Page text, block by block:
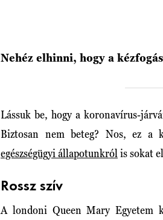
Nehéz elhinni, hogy a
Lássuk be, hogy a koronavírus-
Biztosan nem beteg? Nos, ez a
egészségügyi állapotunkról is sokat
Rossz szív
A londoni Queen Mary Egyetem